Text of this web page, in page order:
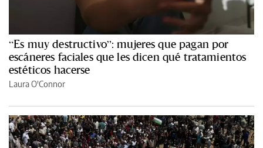
“Es muy destructivo”: mujeres que pagan por
escáneres faciales que les dicen qué tratamientos
estéticos hacerse
Laura O'Connor